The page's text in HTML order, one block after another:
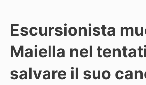
Escursionista
Maiella nel
salvare il suo